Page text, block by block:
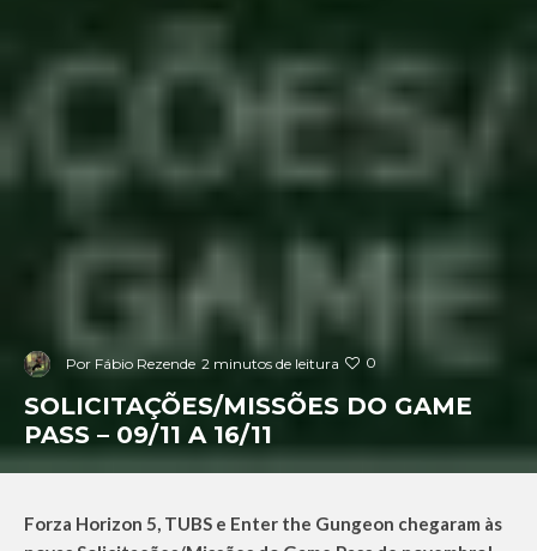
Por Fábio Rezende 2 minutos de leitura 0
SOLICITAÇÕES/MISSÕES DO GAME
PASS – 09/11 A 16/11
Forza Horizon 5, TUBS e Enter the Gungeon chegaram às